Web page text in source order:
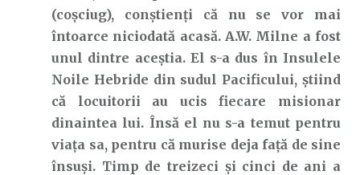
(coșciug), conștienți că nu se vor mai
întoarce niciodată acasă. A.W. Milne a fost
unul dintre aceștia. El s-a dus în Insulele
Noile Hebride din sudul Pacificului, știind
că locuitorii au ucis fiecare misionar
dinaintea lui. Însă el nu s-a temut pentru
viața sa, pentru că murise deja față de sine
însuși. Timp de treizeci și cinci de ani a